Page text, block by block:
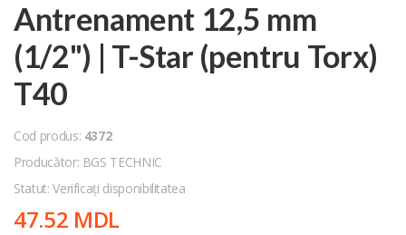
Antrenament 12,5 mm
(1/2") | T-Star (pentru Torx)
T40
Cod produs: 4372
Producător: BGS TECHNIC
Statut: Verificați disponibilitatea
47.52 MDL